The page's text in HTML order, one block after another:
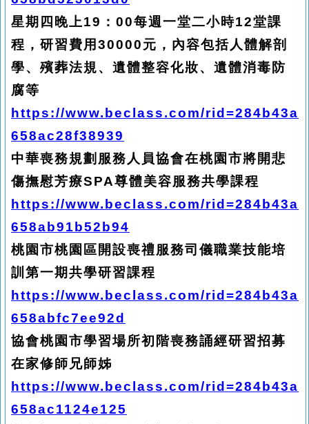
星期四晚上19：00每週一堂二小時12堂課
程，研習費用30000元，內容包括人體解剖
學、殯葬法規、遺體整容化妝、遺體消毒防
腐等
https://www.beclass.com/rid=284b43a
658ac28f38939
中華喪務規劃服務人員協會在桃園市將開悲
傷撫慰芳療SPA尊體美容服務共學課程
https://www.beclass.com/rid=284b43a
658ab91b52b94
桃園市桃園區開設喪禮服務司儀職業技能培
訓第一期共學研習課程
https://www.beclass.com/rid=284b43a
658abfc7ee92d
協會桃園市學習場所初階喪務誦經研習招募
在家修師兄師姊
https://www.beclass.com/rid=284b43a
658ac1124e125